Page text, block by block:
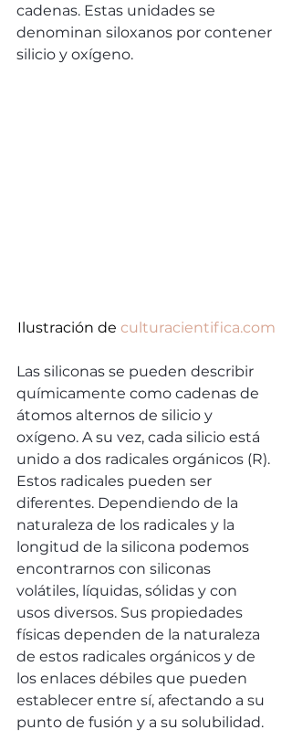
cadenas. Estas unidades se
denominan siloxanos por contener
silicio y oxígeno.
Ilustración de culturacientifica.com
Las siliconas se pueden describir
químicamente como cadenas de
átomos alternos de silicio y
oxígeno. A su vez, cada silicio está
unido a dos radicales orgánicos (R).
Estos radicales pueden ser
diferentes. Dependiendo de la
naturaleza de los radicales y la
longitud de la silicona podemos
encontrarnos con siliconas
volátiles, líquidas, sólidas y con
usos diversos. Sus propiedades
físicas dependen de la naturaleza
de estos radicales orgánicos y de
los enlaces débiles que pueden
establecer entre sí, afectando a su
punto de fusión y a su solubilidad.